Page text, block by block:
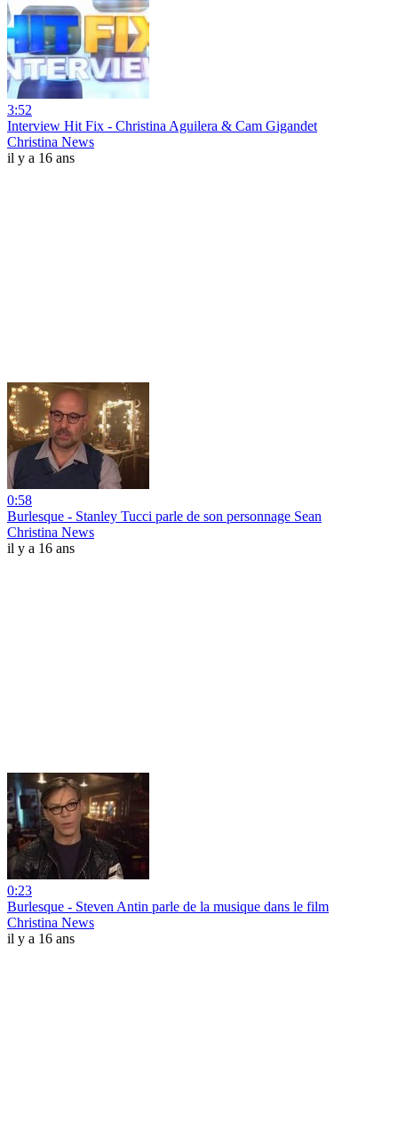
3:52
Interview Hit Fix - Christina Aguilera & Cam Gigandet
Christina News
il y a 16 ans
0:58
Burlesque - Stanley Tucci parle de son personnage Sean
Christina News
il y a 16 ans
0:23
Burlesque - Steven Antin parle de la musique dans le film
Christina News
il y a 16 ans